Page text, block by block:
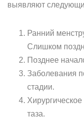
выявляют
Ранний
Слишком
Позднее
Заболевания
стадии.
таза.